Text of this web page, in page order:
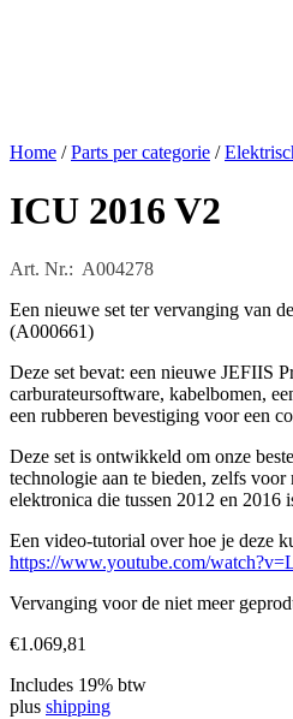
Home /Parts per categorie /
ICU 2016 V2
Art. Nr.: A004278
Een nieuwe set ter vervanging van
(A000661)
Deze set bevat: een nieuwe JEFIIS
carburateursoftware, kabelbomen,
een rubberen bevestiging voor een
Deze set is ontwikkeld om onze
technologie aan te bieden, zelfs
elektronica die tussen 2012 en 2016
Een video-tutorial over hoe je deze
https://www.youtube.com/
Vervanging voor de niet meer
€1.069,81
Includes 19% btw
plus shipping